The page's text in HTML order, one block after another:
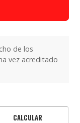
de los
vez acreditado
CALCULAR